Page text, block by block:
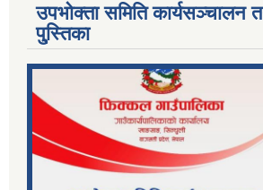
उपभोक्ता समिति कार्यसञ्चालन
पु्स्तिका